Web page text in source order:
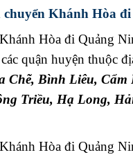
Khánh Hòa
Hòa đi Quảng
quận huyện thuộc
Chẽ, Bình Liêu, Cẩm
Triều, Hạ Long,
Hòa đi Quảng